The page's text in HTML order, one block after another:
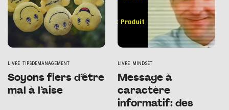
LIVRE TIPSDEMANAGEMENT
Soyons fiers d’être
mal à l’aise
LIVRE MINDSET
Message à
caractère
informatif: des